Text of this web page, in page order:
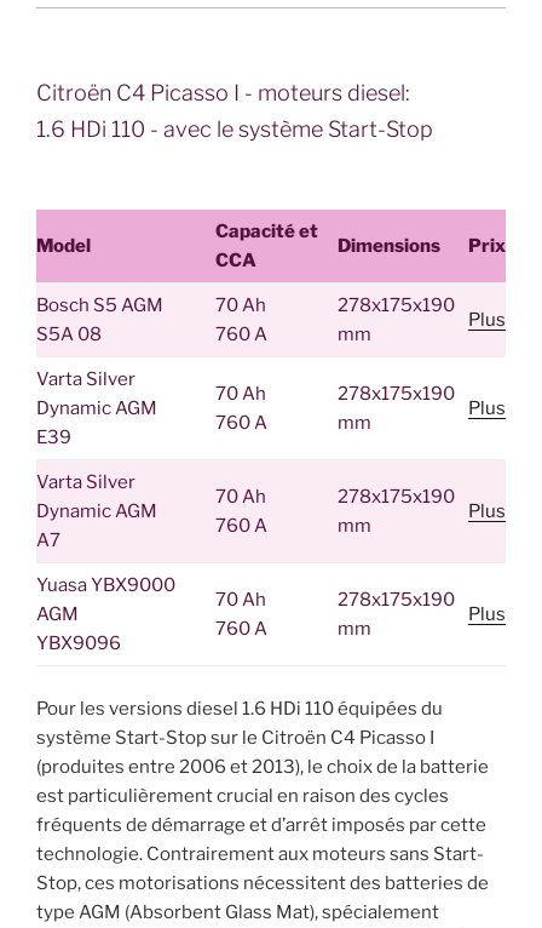
Citroën C4 Picasso I - moteurs diesel:
1.6 HDi 110 - avec le système Start-Stop
Model
Capacité et
CCA
Dimensions Prix
Bosch S5 AGM
S5A 08
70 Ah
760 A
278x175x190
mm
Plus
Varta Silver
Dynamic AGM
E39
70 Ah
760 A
278x175x190
mm
Plus
Varta Silver
Dynamic AGM
A7
70 Ah
760 A
278x175x190
mm
Plus
Yuasa YBX9000
AGM
YBX9096
70 Ah
760 A
278x175x190
mm
Plus
Pour les versions diesel 1.6 HDi 110 équipées du
système Start-Stop sur le Citroën C4 Picasso I
(produites entre 2006 et 2013), le choix de la batterie
est particulièrement crucial en raison des cycles
fréquents de démarrage et d’arrêt imposés par cette
technologie. Contrairement aux moteurs sans Start-
Stop, ces motorisations nécessitent des batteries de
type AGM (Absorbent Glass Mat), spécialement